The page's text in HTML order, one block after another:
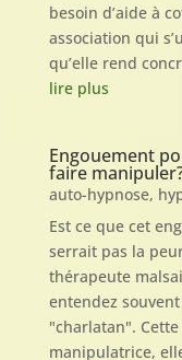
besoin d’aide à
association qui
qu’elle rend
lire plus
Engouement
faire
auto-hypnose,
Est ce que cet
serrait pas la
thérapeute
entendez
"charlatan".
manipulatrice,